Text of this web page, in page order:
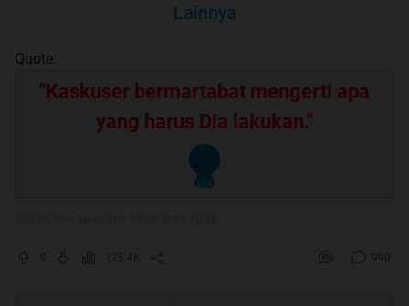
Lainnya
Quote:
"Kaskuser bermartabat mengerti apa
yang harus Dia lakukan."
0 125.4K 990